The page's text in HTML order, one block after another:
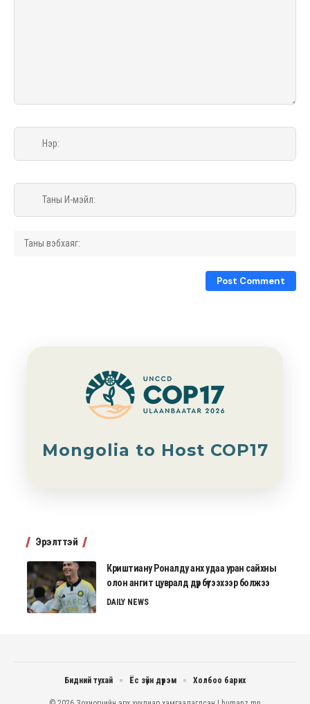
Mongolia to Host COP17
Эрэлттэй
Криштиану Роналду анх удаа уран сайхны
олон ангит цувралд дүр бүтээхээр болжээ
DAILY NEWS
Бидний тухай Ёс зүйн дүрэм Холбоо барих